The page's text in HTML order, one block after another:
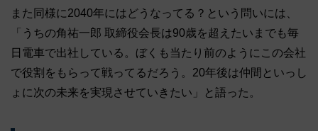
また同様に2040年にはどうなってる？という問いには、
「うちの角祐一郎 取締役会長は90歳を超えたいまでも毎
日電車で出社している。ぼくも当たり前のようにこの会社
で役割をもらって戦ってるだろう。20年後は仲間といっし
ょに次の未来を実現させていきたい」と語った。